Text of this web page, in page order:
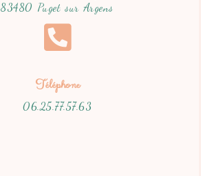
83480 Puget sur Argens
Téléphone
06.25.77.57.63